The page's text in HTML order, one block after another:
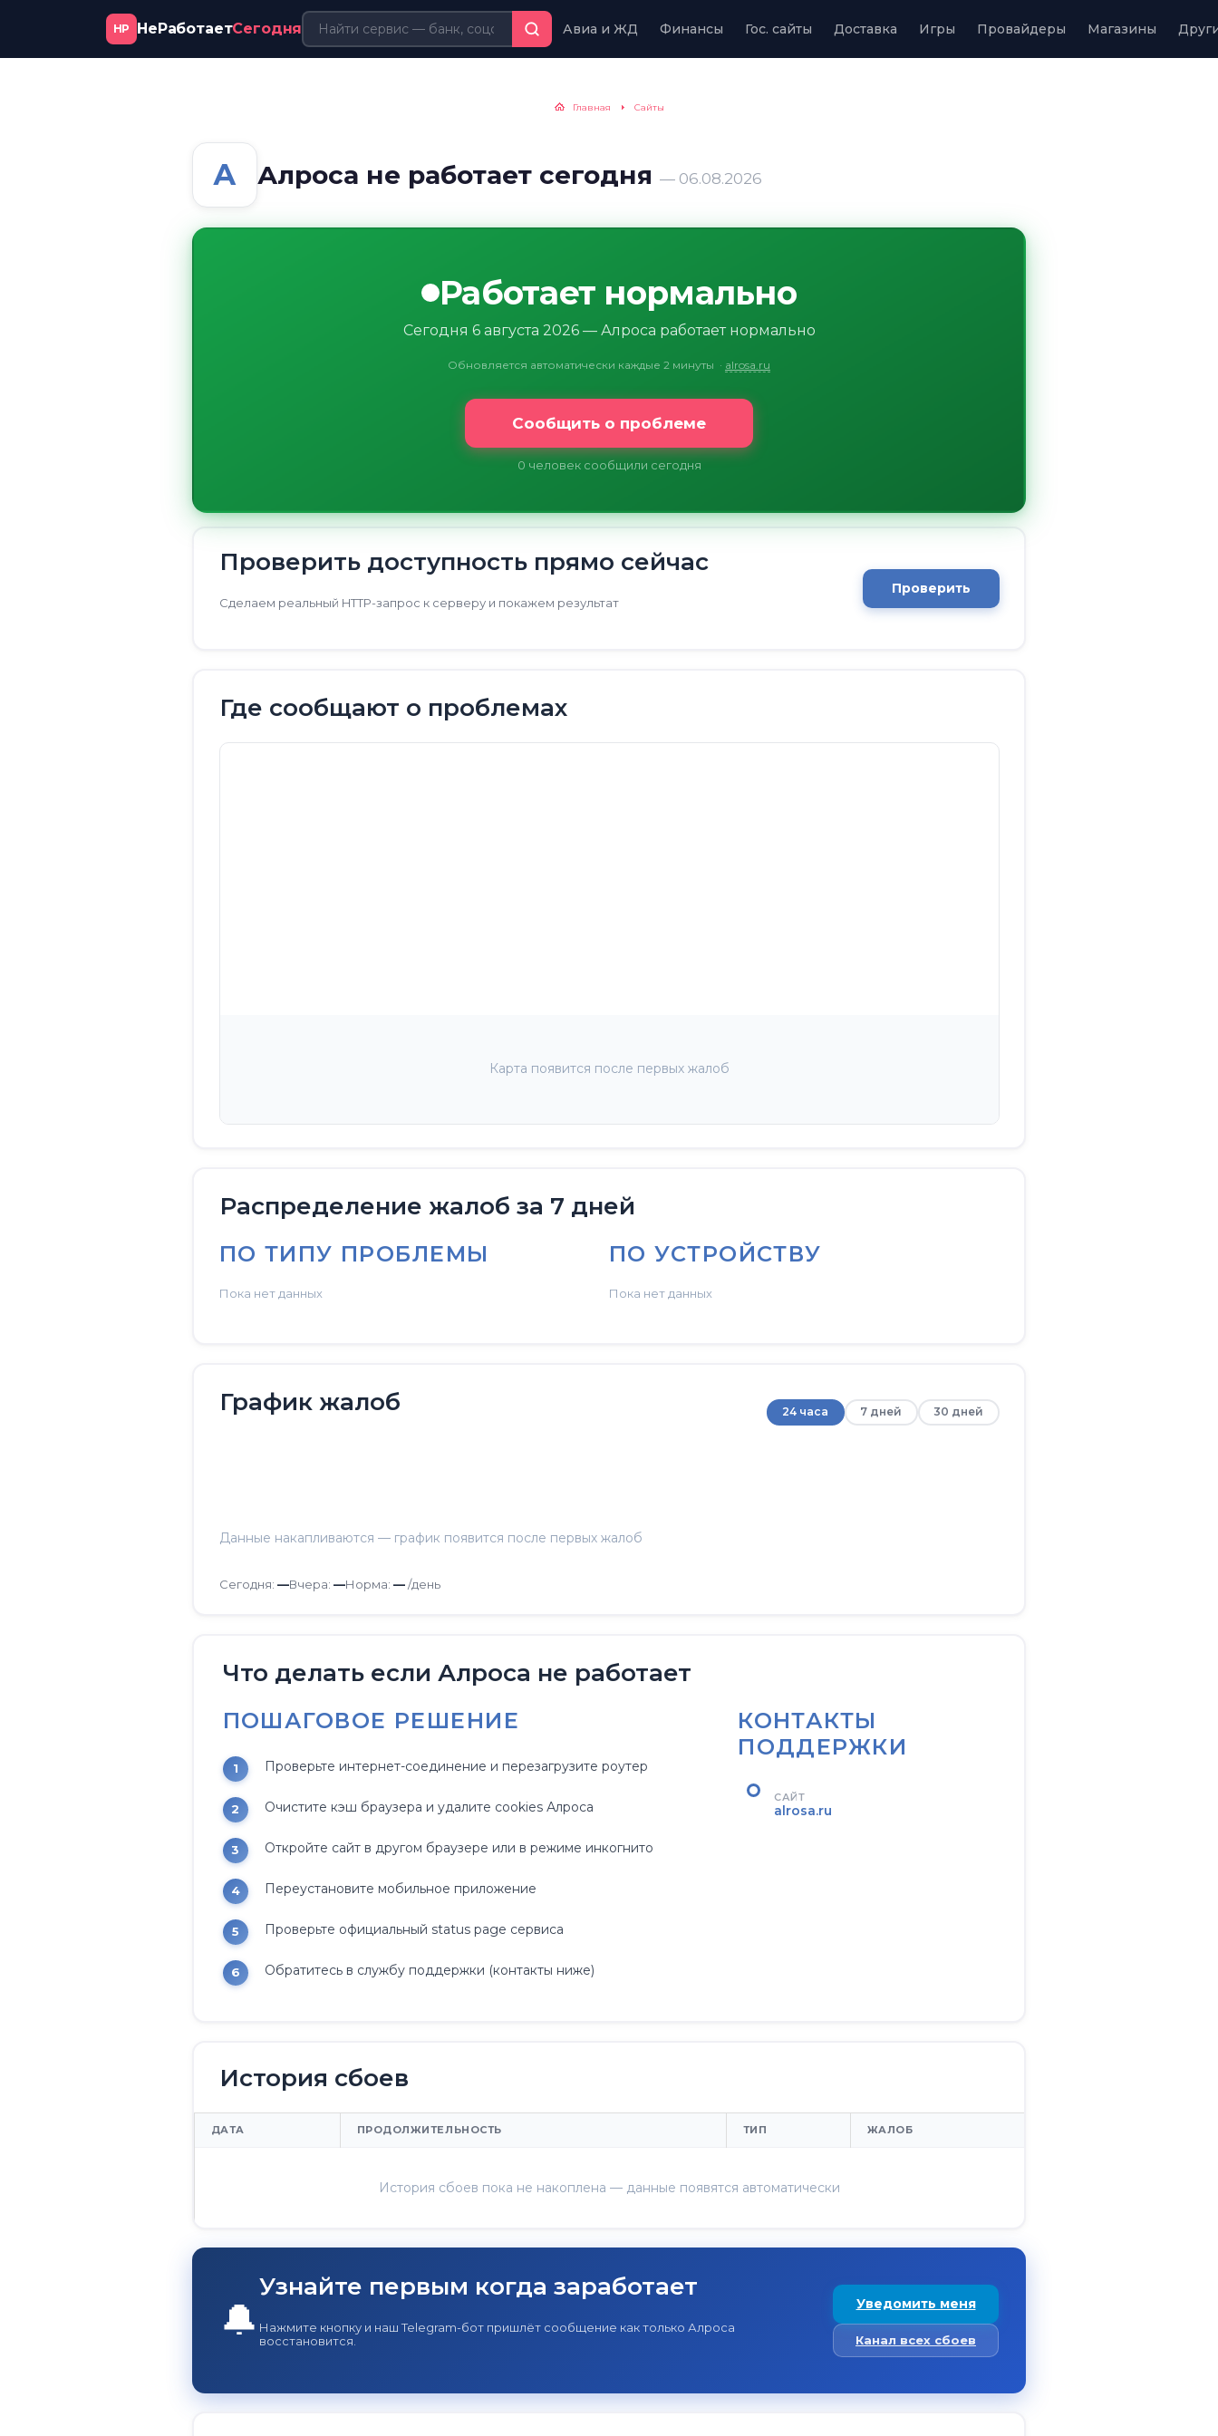
НР НеРаботаетСегодня Авиа и ЖД Финансы Гос. сайты Доставка Игры Провайдеры Магазины
Главная Сайты
А Алроса не работает сегодня — 06.08.2026
Работает нормально
Сегодня 6 августа 2026 — Алроса работает нормально
Обновляется автоматически каждые 2 минуты · alrosa.ru
Сообщить о проблеме
0 человек сообщили сегодня
Проверить доступность прямо сейчас
Сделаем реальный HTTP-запрос к серверу и покажем результат
Проверить
Где сообщают о проблемах
Карта появится после первых жалоб
Распределение жалоб за 7 дней
ПО ТИПУ ПРОБЛЕМЫ
Пока нет данных
ПО УСТРОЙСТВУ
Пока нет данных
График жалоб 24 часа 7 дней 30 дней
Данные накапливаются — график появится после первых жалоб
Сегодня: —Вчера: —Норма: —/день
Что делать если Алроса не работает
ПОШАГОВОЕ РЕШЕНИЕ
Проверьте интернет-соединение и перезагрузите роутер
Очистите кэш браузера и удалите cookies Алроса
Откройте сайт в другом браузере или в режиме инкогнито
Переустановите мобильное приложение
Проверьте официальный status page сервиса
Обратитесь в службу поддержки (контакты ниже)
КОНТАКТЫ
ПОДДЕРЖКИ
САЙТ
alrosa.ru
История сбоев
ДАТА ПРОДОЛЖИТЕЛЬНОСТЬ ТИП ЖАЛОБ
История сбоев пока не накоплена — данные появятся автоматически
🔔
Узнайте первым когда заработает
Нажмите кнопку и наш Telegram-бот пришлёт сообщение как только Алроса
восстановится.
Уведомить меня
Канал всех сбоев